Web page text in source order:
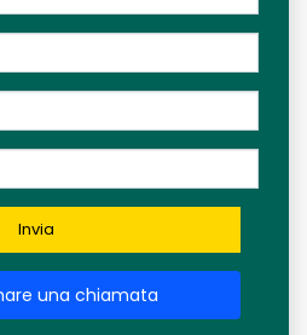
Invia
una chiamata